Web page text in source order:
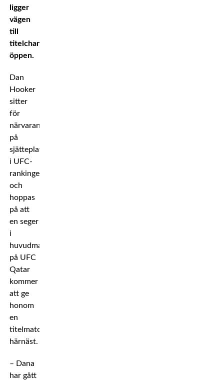
ligger
vägen
till
titelchansen
öppen.
Dan
Hooker
sitter
för
närvarande
på
sjätteplatsen
i UFC-
rankingen
och
hoppas
på att
en seger
i
huvudmatchen
på UFC
Qatar
kommer
att ge
honom
en
titelmatch
härnäst.
– Dana
har gått